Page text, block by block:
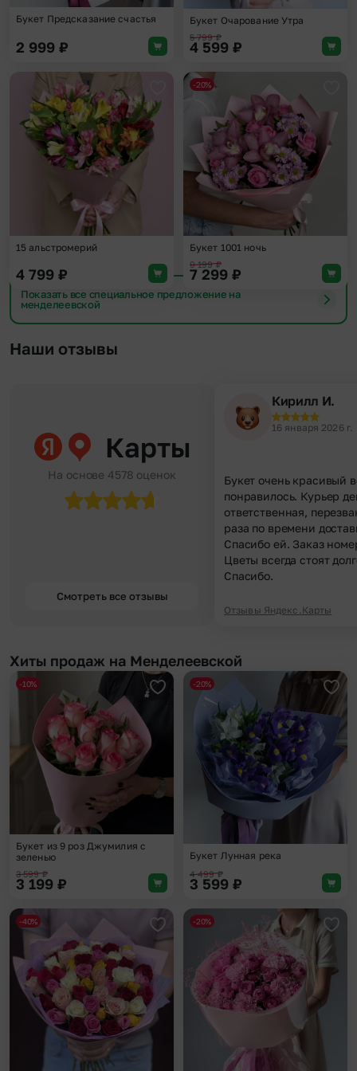
Букет Предсказание счастья
2 999 ₽
Букет Очарование Утра
5 799₽
4 599 ₽
Добавить в избранное
15 альстромерий
4 799 ₽
-20%
Букет 1001 ночь
9 199₽
7 299 ₽
Показать все специальное предложение на
менделеевской
Наши отзывы
Карты
На основе 4578 оценок
Смотреть все отзывы
Кирилл И.
16 января 2026 г.
Букет очень красивый
понравилось. Курьер
ответственная,
раза по времени
Спасибо ей. Заказ
Цветы всегда стоят
Спасибо.
Отзывы Яндекс.Карты
Хиты продаж на Менделеевской
Добавить в избранное
-10%
Букет из 9 роз Джумилия с
зеленью
3 599₽
3 199 ₽
-20%
Букет Лунная река
4 499₽
3 599 ₽
Добавить в избранное
-40% -20%